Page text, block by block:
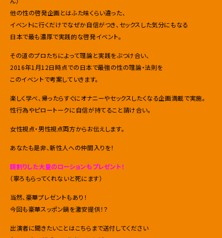
他の性の啓発企画とはふた味くらい違った、
イベントに行くだけでなぜか自信がつき、セックスした気分にもなる
日本で最も濃厚で実践的な啓発イベント。
その道のプロたちによって理論と実践をぶつけ合い、
2016年1月12日時点での日本で最強の性の理論・法則を
このイベントで考案していきます。
楽しく学べ、帰ったらすぐにオナニーやセックスしたくなる企画満載で実施。
性行為やピロートークに自信が持てること請け合い。
女性視点・男性視点両方からお伝えします。
あなたも是非、新性人への仲間入りを！
鏡割りした大量のローションもプレゼント！
（寧ろもらってくれないと死にます）
当然、豪華プレゼントもあり！
今回も豪華スッポン鍋を激安提供！？
出演者に聞きたいことはこちらまで送付してください